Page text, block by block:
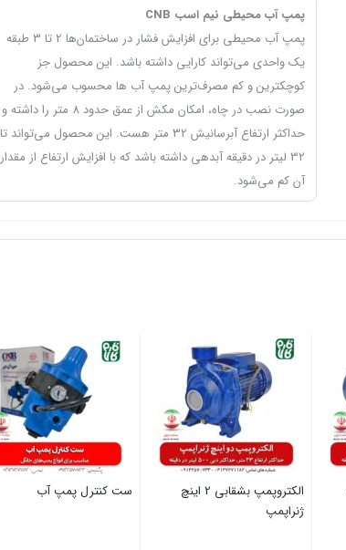
پمپ آب محیطی نیم اسب CNB
پمپ آب محیطی برای افزایش فشار در ساختمان‌ها 2 تا 3 طبقه
یک واحدی می‌تواند کارایی داشته باشد. این محصول جز
کوچکترین و کم مصرف‌ترین پمپ آب ها محسوب می‌شود. در
صورت نصب در چاه، امکان مکش از عمق حدود 8 متر را داشته و
حداکثر ارتفاع آبرسانیش 32 متر هست. این محصول می‌تواند تا
32 لیتر در دقیقه آبدهی داشته باشد که با افزایش ارتفاع از مقدار
آن کم می‌شود.
الکتروپمپ بشقابی 2 اینچ
ژنراپمپ
ست کنترل پمپ آب